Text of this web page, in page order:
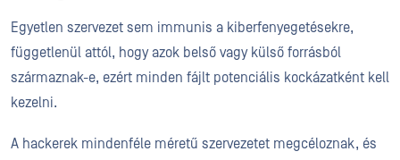
Egyetlen szervezet sem immunis a kiberfenyegetésekre,
függetlenül attól, hogy azok belső vagy külső forrásból
származnak-e, ezért minden fájlt potenciális kockázatként kell
kezelni.
A hackerek mindenféle méretű szervezetet megcéloznak, és